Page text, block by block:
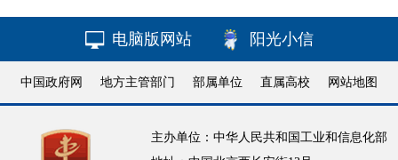
电脑版网站 阳光小信
中国政府网 地方主管部门 部属单位 直属高校 网站地图
主办单位：中华人民共和国工业和信息化部